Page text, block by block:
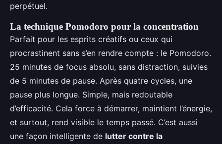
perpétuel.
La technique Pomodoro pour la concentration
Parfait pour les esprits créatifs ou ceux qui
procrastinent sans s’en rendre compte : le Pomodoro.
25 minutes de focus absolu, sans distraction, suivies
de 5 minutes de pause. Après quatre cycles, une
pause plus longue. Simple, mais redoutable
d’efficacité. Cela force à démarrer, maintient l’énergie,
et surtout, rend visible le temps passé. C’est aussi
une façon intelligente de lutter contre la